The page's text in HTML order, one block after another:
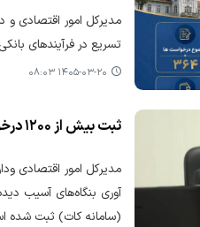
مدیرکل امور اقتصادی و
تسریع در فرآیندهای بانکی،
۱۴۰۵-۰۳-۲۰ ۰۸:۰۳
ثبت بیش از ۱۲۰۰ درخواست تسهیلات حمایتی توسط کسب‌وکارهای آسیب دیده از جنگ در استان
مدیرکل امور اقتصادی
(سامانه کات) ثبت شده